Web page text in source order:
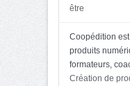
être
Coopédition
produits
formateurs,
Création de